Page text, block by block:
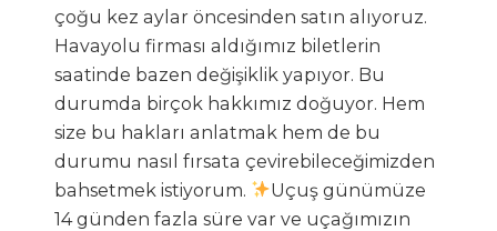
çoğu kez aylar öncesinden satın alıyoruz.
Havayolu firması aldığımız biletlerin
saatinde bazen değişiklik yapıyor. Bu
durumda birçok hakkımız doğuyor. Hem
size bu hakları anlatmak hem de bu
durumu nasıl fırsata çevirebileceğimizden
bahsetmek istiyorum.
Uçuş günümüze
14 günden fazla süre var ve uçağımızın